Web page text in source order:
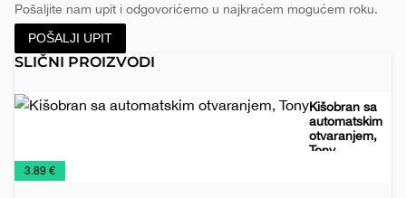
Pošaljite nam upit i odgovorićemo u najkraćem mogućem roku.
POŠALJI UPIT
SLIČNI PROIZVODI
Kišobran sa
automatskim
otvaranjem,
Tony
Kišobrani
3.89 €